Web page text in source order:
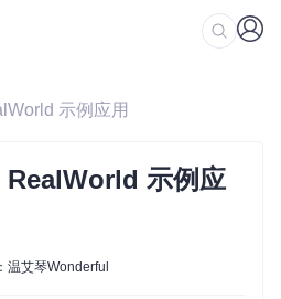
示例应用
示例应
温艾琴Wonderful